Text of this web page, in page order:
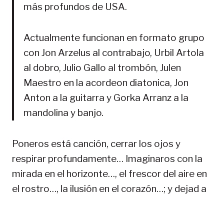
más profundos de USA.
Actualmente funcionan en formato grupo
con Jon Arzelus al contrabajo, Urbil Artola
al dobro, Julio Gallo al trombón, Julen
Maestro en la acordeon diatonica, Jon
Anton a la guitarra y Gorka Arranz a la
mandolina y banjo.
Poneros está canción, cerrar los ojos y
respirar profundamente… Imaginaros con la
mirada en el horizonte…, el frescor del aire en
el rostro…, la ilusión en el corazón…; y dejad a